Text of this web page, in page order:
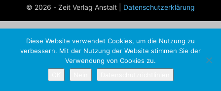
© 2026 - Zeit Verlag Anstalt | Datenschutzerklärung
Diese Website verwendet Cookies, um die Nutzung zu
verbessern. Mit der Nutzung der Website stimmen Sie der
Verwendung von Cookies zu.